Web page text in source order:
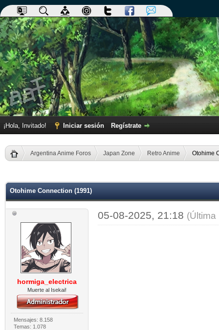
¡Hola, Invitado! Iniciar sesión Regístrate
Argentina Anime Foros Japan Zone Retro Anime Otohime
Otohime Connection (1991)
hormiga_electrica
Muerte al Isekai!
Mensajes: 8.158
Temas: 1.078
05-08-2025, 21:18